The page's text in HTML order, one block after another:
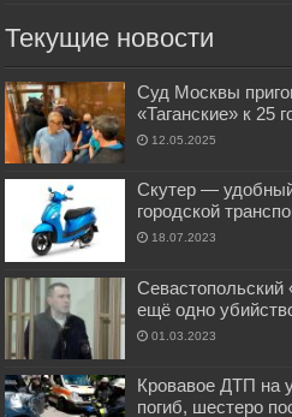
Текущие новости
Суд Москвы
«Таганские» к 25
12.05.2025
Скутер —
городской
18.07.2023
Севастопольский
ещё одно
01.03.2023
Кровавое ДТП на
погиб, шестеро